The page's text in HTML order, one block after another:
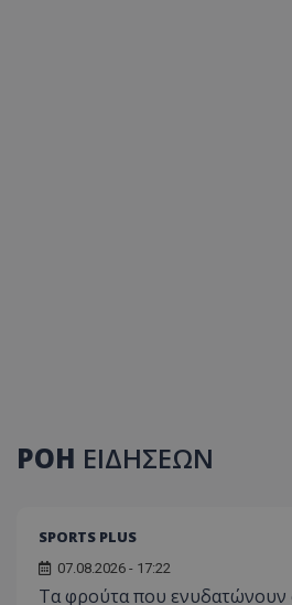
ΡΟΗ ΕΙΔΗΣΕΩΝ
SPORTS PLUS
07.08.2026 - 17:22
Τα φρούτα που ενυδατώνουν